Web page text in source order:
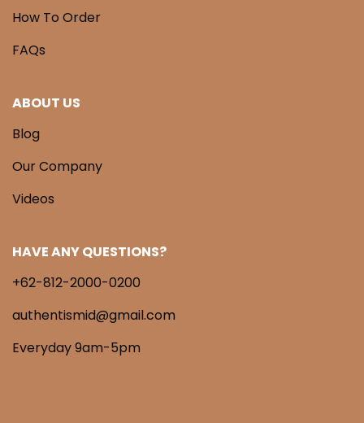
How To Order
FAQs
ABOUT US
Blog
Our Company
Videos
HAVE ANY QUESTIONS?
+62-812-2000-0200
authentismid@gmail.com
Everyday 9am-5pm